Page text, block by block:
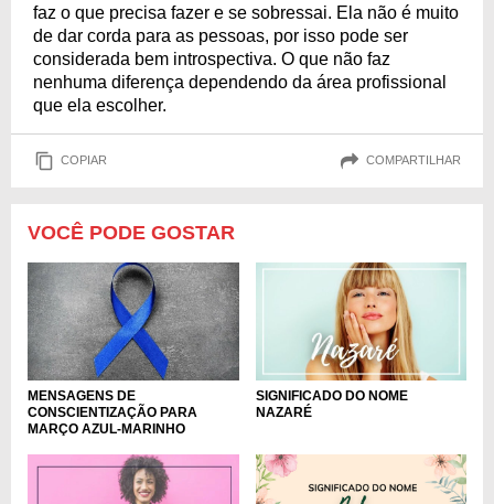
faz o que precisa fazer e se sobressai. Ela não é muito
de dar corda para as pessoas, por isso pode ser
considerada bem introspectiva. O que não faz
nenhuma diferença dependendo da área profissional
que ela escolher.
COPIAR COMPARTILHAR
VOCÊ PODE GOSTAR
MENSAGENS DE
CONSCIENTIZAÇÃO PARA
MARÇO AZUL-MARINHO
SIGNIFICADO DO NOME
NAZARÉ